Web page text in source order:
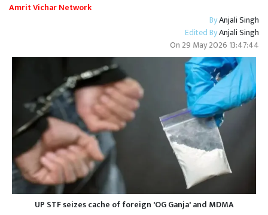
Amrit Vichar Network
ByAnjali Singh
Edited ByAnjali Singh
On 29 May 2026 13:47:44
UP STF seizes cache of foreign 'OG Ganja' and MDMA